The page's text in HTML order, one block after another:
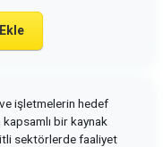
işletmelerin hedef
bir kaynak
sektörlerde faaliyet